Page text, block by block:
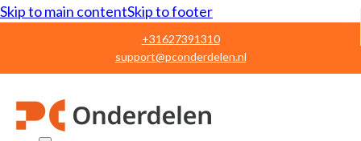
Skip to main contentSkip to footer
+31627391310
support@pconderdelen.nl